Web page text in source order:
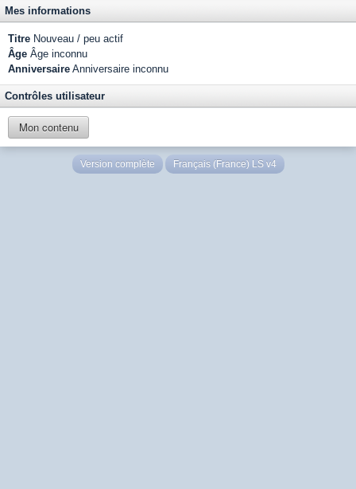
Mes informations
Titre Nouveau / peu actif
Âge Âge inconnu
Anniversaire Anniversaire inconnu
Contrôles utilisateur
Mon contenu
Version complète Français (France) LS v4